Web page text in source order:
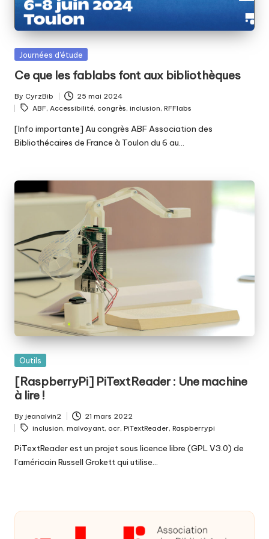
Posted
Journées d'étude
Ce que les fablabs font aux bibliothèques
Posted
by
By CyrzBib 25 mai 2024
Tags:
ABF, Accessibilité, congrès, inclusion, RFFlabs
[Info importante] Au congrès ABF Association des
Bibliothécaires de France à Toulon du 6 au…
Posted
Outils
[RaspberryPi] PiTextReader : Une machine
à lire !
Posted
by
By jeanalvin2 21 mars 2022
Tags:
inclusion, malvoyant, ocr, PiTextReader, Raspberrypi
PiTextReader est un projet sous licence libre (GPL V3.0) de
l’américain Russell Grokett qui utilise…